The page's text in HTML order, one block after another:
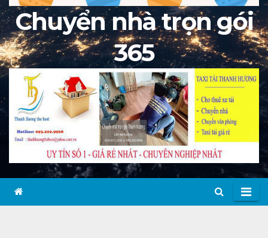
Chuyển nhà trọn gói
365